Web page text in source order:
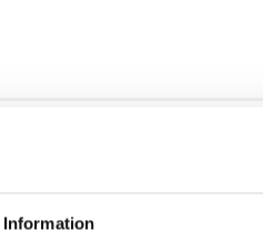
Information